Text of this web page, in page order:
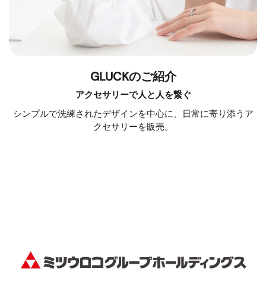
GLUCKのご紹介
アクセサリーで人と人を繋ぐ
シンプルで洗練されたデザインを中心に、日常に寄り添うア
クセサリーを販売。